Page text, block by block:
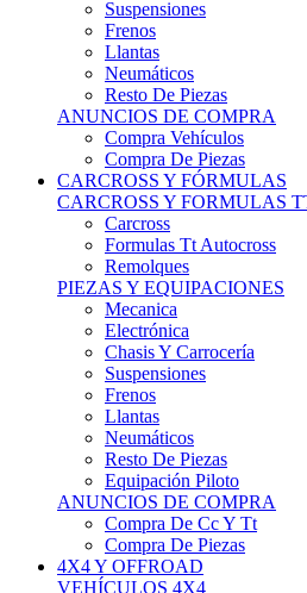
Llantas
Neumáticos
Resto De Piezas
ANUNCIOS DE COMPRA
Compra Vehículos
Compra De Piezas
CARCROSS Y FÓRMULAS
CARCROSS Y FORMULAS TT
Carcross
Formulas Tt Autocross
Remolques
PIEZAS Y EQUIPACIONES
Mecanica
Electrónica
Chasis Y Carrocería
Suspensiones
Frenos
Llantas
Neumáticos
Resto De Piezas
Equipación Piloto
ANUNCIOS DE COMPRA
Compra De Cc Y Tt
Compra De Piezas
4X4 Y OFFROAD
VEHÍCULOS 4X4
Prototipos